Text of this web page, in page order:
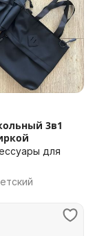
3в1
для